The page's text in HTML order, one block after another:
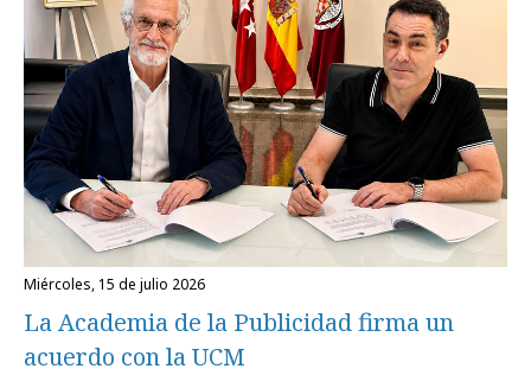
miércoles, 15 de julio 2026
La Academia de la Publicidad firma un
acuerdo con la UCM